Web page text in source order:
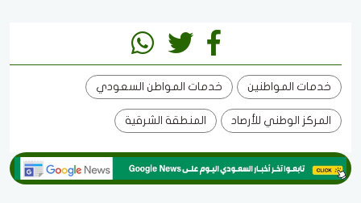
خدمات المواطنين خدمات المواطن السعودي
المركز الوطني للأرصاد المنطقة الشرقية